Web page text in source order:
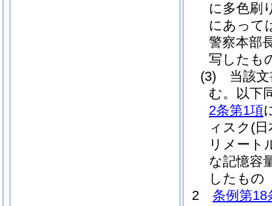
に多色刷
にあって
警察本部
写したも
(3)
当該
む。以下
2条第1項
ィスク (
リメート
な記憶容
したもの
2
条例第18